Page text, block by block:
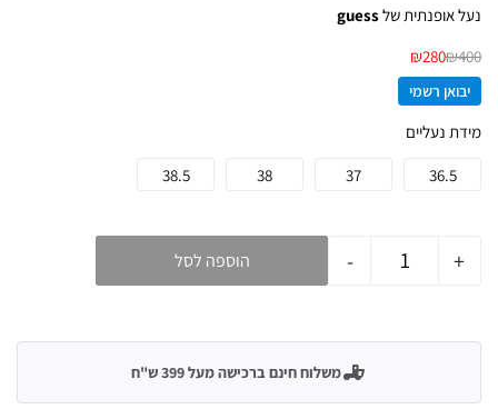
נעל אופנתית שלguess
₪400
₪280
יבואן רשמי
מידת נעליים
36.5
37
38
38.5
- + הוספה לסל
משלוח חינם ברכישה מעל 399 ש"ח